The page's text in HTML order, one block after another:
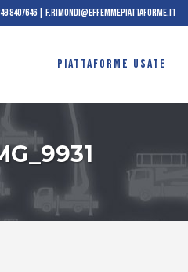
8407646| f.rimondi@effemmepiattaforme.it
PIATTAFORME USATE